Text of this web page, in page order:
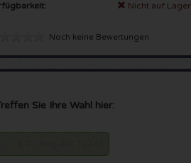
Nicht auf Lager
Noch keine Bewertungen
Sie Ihre Wahl hier: